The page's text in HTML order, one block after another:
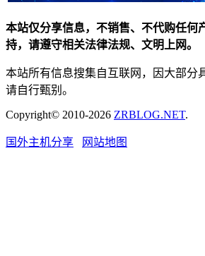
本站仅分享信息，不销售、不代购任何
持，请遵守相关法律法规、文明上网。
本站所有信息搜集自互联网，因大部分
请自行甄别。
Copyright© 2010-2026 ZRBLOG.NET.
国外主机分享 网站地图